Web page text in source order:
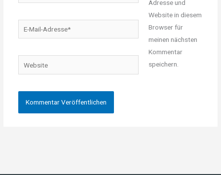
Mail-
Website
Adresse und
Website in diesem
Browser für
meinen nächsten
Kommentar
speichern.